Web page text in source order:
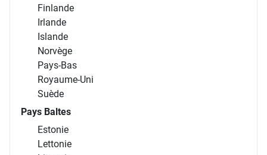
Finlande
Irlande
Islande
Norvège
Pays-Bas
Royaume-Uni
Suède
Pays Baltes
Estonie
Lettonie